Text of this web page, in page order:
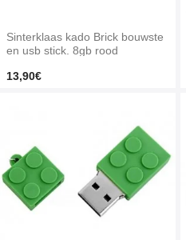
Sinterklaas kado Brick bouwste
en usb stick. 8gb rood
13,90€